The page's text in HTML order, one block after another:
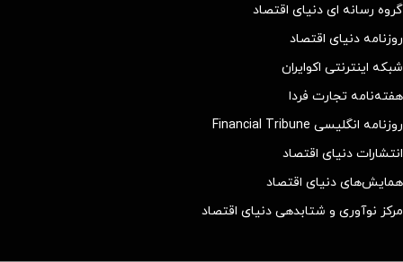
گروه رسانه ای دنیای اقتصاد
روزنامه دنیای اقتصاد
شبکه اینترنتی اکوایران
هفته‌نامه تجارت فردا
روزنامه انگلیسی Financial Tribune
انتشارات دنیای اقتصاد
همایش‌های دنیای اقتصاد
مرکز نوآوری و شتابدهی دنیای اقتصاد